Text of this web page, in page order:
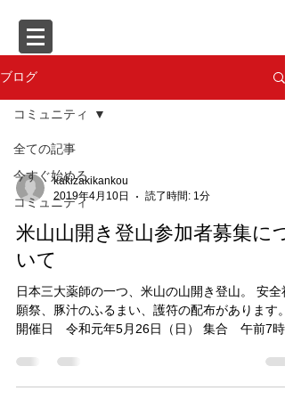
ブログ
全ての記事
今すぐ始める
コミュニティ
コミュニティ
kakizakikankou
2019年4月10日
読了時間: 1分
米山山開き登山参加者募集につ
いて
日本三大薬師の一つ、米山の山開き登山。 安全
願祭、豚汁のふるまい、護符の配布があります。
開催日 令和元年5月26日（日） 集合 午前7
次第締切） 参加費 大人2,000円 中学生以下
1,000円（保険料込）...